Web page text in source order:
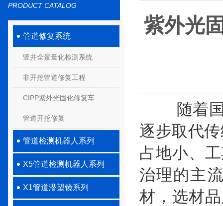
PRODUCT CATALOG
管道修复系统
竖井全景量化检测系统
非开挖管道修复工程
CIPP紫外光固化修复车
管道开挖修复
管道检测机器人系列
X5管道检测机器人系列
X1管道潜望镜系列
紫外光
随着国内
逐步取代
占地小、
治理的主
材，选材